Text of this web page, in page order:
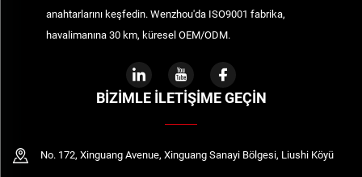
anahtarlarını keşfedin. Wenzhou'da ISO9001 fabrika,
havalimanına 30 km, küresel OEM/ODM.
BIZIMLE İLETIŞIME GEÇIN
No. 172, Xinguang Avenue, Xinguang Sanayi Bölgesi, Liushi Köyü